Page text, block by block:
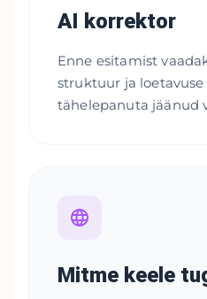
AI korrektor
Enne esitamist
struktuur ja
tähelepanuta jäänud
Mitme keele